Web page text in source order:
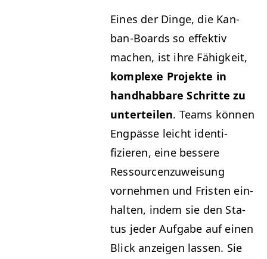
Eines der Dinge, die Kan­
ban-Boards so effek­tiv
machen, ist ihre Fähigkeit,
kom­plexe Pro­jek­te in
hand­hab­bare Schritte zu
unterteilen. Teams kön­nen
Eng­pässe leicht iden­ti­
fizieren, eine bessere
Ressourcenzuweisung
vornehmen und Fris­ten ein­
hal­ten, indem sie den Sta­
tus jed­er Auf­gabe auf einen
Blick anzeigen lassen. Sie